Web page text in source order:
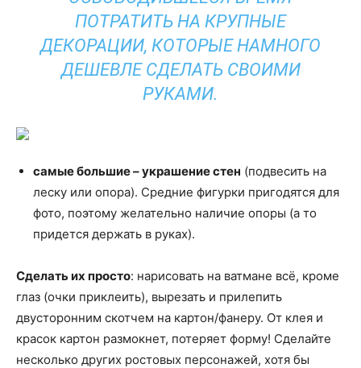
ПОТРАТИТЬ НА КРУПНЫЕ
ДЕКОРАЦИИ, КОТОРЫЕ НАМНОГО
ДЕШЕВЛЕ СДЕЛАТЬ СВОИМИ
РУКАМИ.
самые большие – украшение стен (подвесить на
леску или опора). Средние фигурки пригодятся для
фото, поэтому желательно наличие опоры (а то
придется держать в руках).
Сделать их просто: нарисовать на ватмане всё, кроме
глаз (очки приклеить), вырезать и прилепить
двусторонним скотчем на картон/фанеру. От клея и
красок картон размокнет, потеряет форму! Сделайте
несколько других ростовых персонажей, хотя бы